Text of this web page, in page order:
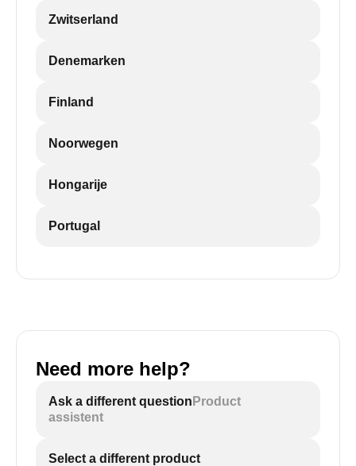
Zwitserland
Denemarken
Finland
Noorwegen
Hongarije
Portugal
Need more help?
Ask a different question Product
assistent
Select a different product